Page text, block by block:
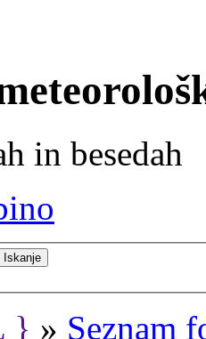
in besedah
} » Seznam